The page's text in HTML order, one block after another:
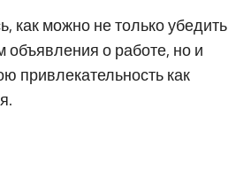
как можно не только убедить
о работе, но и
привлекательность как